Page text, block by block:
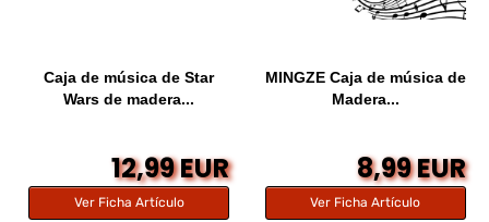
Caja de música de Star
Wars de madera...
12,99 EUR
Ver Ficha Artículo
MINGZE Caja de música de
Madera...
8,99 EUR
Ver Ficha Artículo